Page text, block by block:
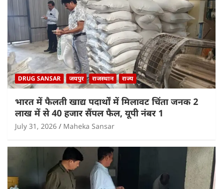
DRUG SANSAR जयपुर राजस्थान राज्य
भारत में फैलती खाद्य पदार्थों में मिलावट चिंता जनक 2
लाख में से 40 हजार सैंपल फैल, यूपी नंबर 1
July 31, 2026 Maheka Sansar